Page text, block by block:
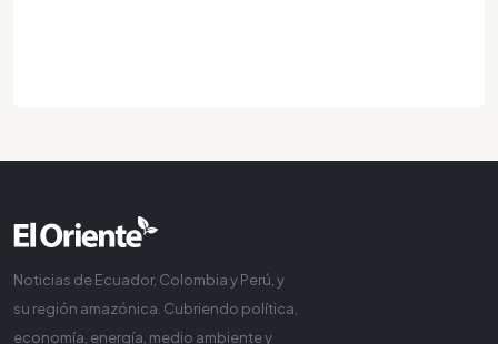
Noticias de Ecuador, Colombia y Perú, y
su región amazónica. Cubriendo política,
economía, energía, medio ambiente y